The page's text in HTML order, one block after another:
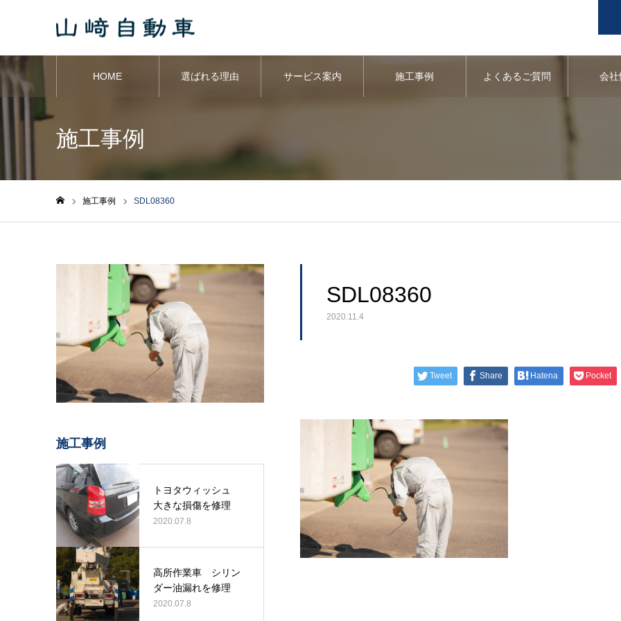
HOME 選ばれる理由 サービス案内 施工事例 よくあるご質問 会社
施工事例
施工事例 SDL08360
SDL08360
2020.11.4
Tweet Share Hatena Pocket
施工事例
トヨタウィッシュ
大きな損傷を修理
2020.07.8
高所作業車 シリン
ダー油漏れを修理
2020.07.8